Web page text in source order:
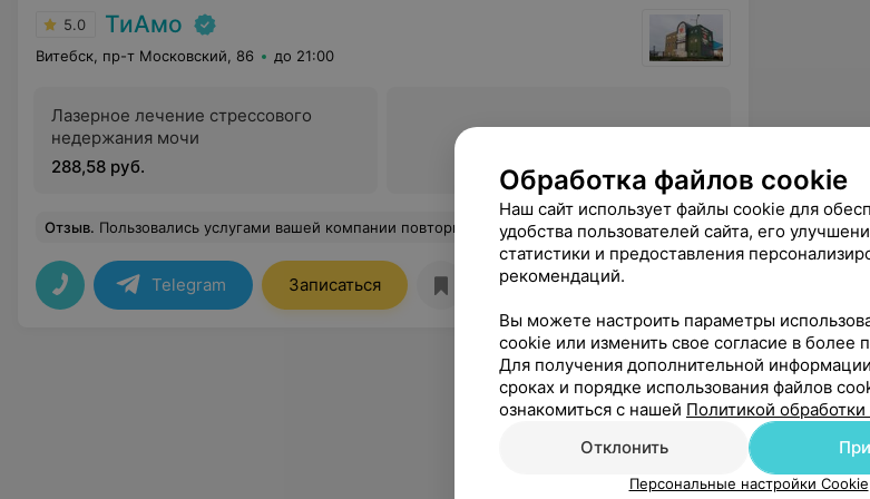
5.0 ТиАмо
Витебск, пр-т Московский, 86 до 21:00
Лазерное лечение стрессового
недержания мочи
288,58 руб.
Отзыв. Пользовались услугами вашей компании повторно. Делали массаж лечебный и шейно воротниковой зоны. Услуги оказывала специалист Екатерина Владимировна. Очень внимательна, доброжелательна. Услуги оказывались качественно. Прорабатывать все болевые точки. Большое спасибо специалисту Екатерине ! Еще
Telegram Записаться Отзывы36
Обработка файлов cookie
Наш сайт использует файлы cookie для
удобства пользователей сайта, его
статистики и предоставления
рекомендаций.
Вы можете настроить параметры
cookie или изменить свое согласие в более
Для получения дополнительной
сроках и порядке использования файлов
ознакомиться с нашей Политикой
Отклонить
Персональные настройки Cookie